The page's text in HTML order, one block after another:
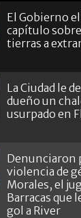
El Gobierno
capítulo
tierras a
La Ciudad le
dueño un
usurpado en
Denunciaron
violencia de
Morales, el
Barracas que
gol a River